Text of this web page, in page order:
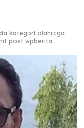
kategori olahraga,
post wpberita.